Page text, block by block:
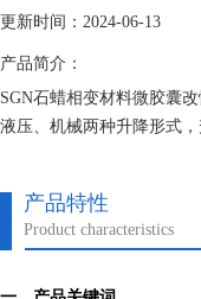
更新时间：2024-06-13
产品简介：
SGN石蜡相变材料微胶囊
液压、机械两种升降形式
产品特性
Product characteristics